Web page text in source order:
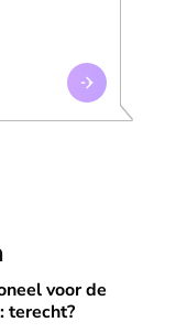
voor de
terecht?
na spijt